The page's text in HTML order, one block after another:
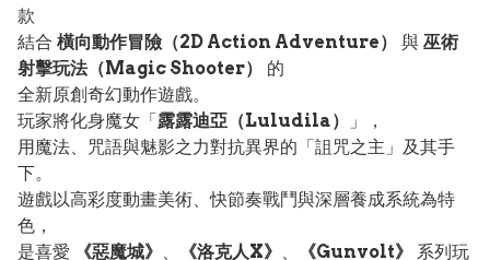
款
結合 橫向動作冒險（2D Action Adventure） 與 巫術
射擊玩法（Magic Shooter）
的
全新原創奇幻動作遊戲。
玩家將化身魔女「露露迪亞（Luludila）
」，
用魔法、咒語與魅影之力對抗異界的「詛咒之主」及其手
下。
遊戲以高彩度動畫美術、快節奏戰鬥與深層養成系統為特
色，
是喜愛
《惡魔城》 《洛克人X》 《Gunvolt》 系列玩